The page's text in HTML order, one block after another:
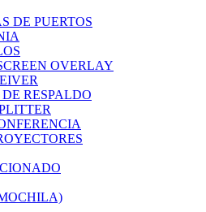
DE PUERTOS
OVERLAY
RESPALDO